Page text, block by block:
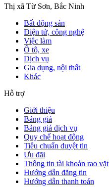
Thị xã Từ Sơn, Bắc Ninh
Bất động sản
Điện tử, công nghệ
Việc làm
Ô tô, xe
Dịch vụ
Gia dụng, nội thất
Khác
Hỗ trợ
Giới thiệu
Bảng giá
Bảng giá dịch vụ
Quy chế hoạt động
Tiêu chuẩn duyệt tin
Ưu đãi
Thông tin tài khoản rao vặt
Hướng dẫn đăng tin
Hướng dẫn thanh toán